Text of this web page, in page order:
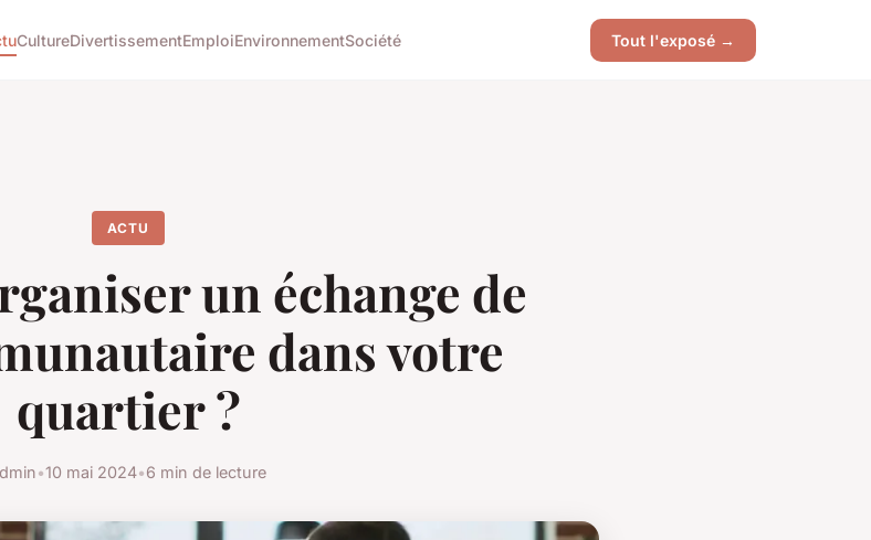
CultureDivertissementEmploiEnvironnementSociété Tout l'exposé →
ACTU
un échange de
dans votre
quartier ?
•10 mai 2024•6 min de lecture